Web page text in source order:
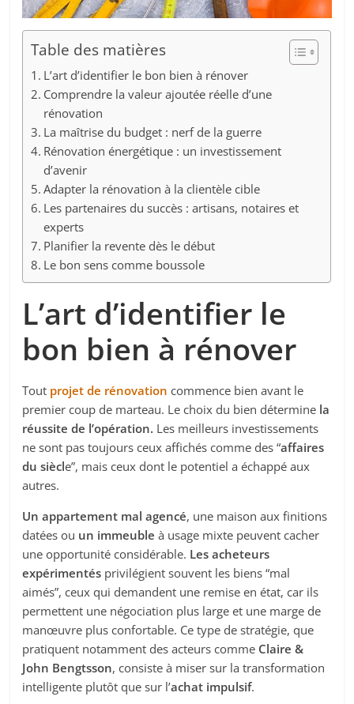
Table des matières
L’art d’identifier le bon bien à rénover
Comprendre la valeur ajoutée réelle d’une
rénovation
La maîtrise du budget : nerf de la guerre
Rénovation énergétique : un investissement
d’avenir
Adapter la rénovation à la clientèle cible
Les partenaires du succès : artisans, notaires et
experts
Planifier la revente dès le début
Le bon sens comme boussole
L’art d’identifier le
bon bien à rénover
Tout projet de rénovation commence bien avant le
premier coup de marteau. Le choix du bien détermine la
réussite de l’opération. Les meilleurs investissements
ne sont pas toujours ceux affichés comme des “affaires
du siècle”, mais ceux dont le potentiel a échappé aux
autres.
Un appartement mal agencé, une maison aux finitions
datées ou un immeuble à usage mixte peuvent cacher
une opportunité considérable. Les acheteurs
expérimentés privilégient souvent les biens “mal
aimés”, ceux qui demandent une remise en état, car ils
permettent une négociation plus large et une marge de
manœuvre plus confortable. Ce type de stratégie, que
pratiquent notamment des acteurs comme Claire &
John Bengtsson, consiste à miser sur la transformation
intelligente plutôt que sur l’achat impulsif.